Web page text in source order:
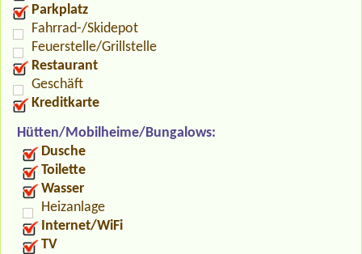
Parkplatz
Fahrrad-/Skidepot
Feuerstelle/Grillstelle
Restaurant
Geschäft
Kreditkarte
Hütten/Mobilheime/Bungalows:
Dusche
Toilette
Wasser
Heizanlage
Internet/WiFi
TV